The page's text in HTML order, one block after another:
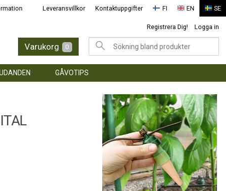
FI EN SE
Leveransvillkor Kontaktuppgifter
Registrera Dig! Logga in
Varukorg 0
GÅVOTIPS